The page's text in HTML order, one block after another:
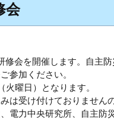
会
修会を開催します。自主
参加ください。
曜日）となります。
は受け付けておりません
電力中央研究所、自主防